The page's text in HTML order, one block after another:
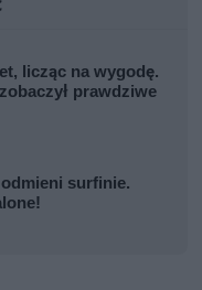
licząc na wygodę.
prawdziwe
surfinie.